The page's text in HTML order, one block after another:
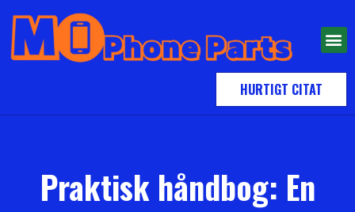
HURTIGT CITAT
Praktisk håndbog: En